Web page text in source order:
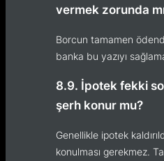
vermek zorunda
Borcun tamamen
banka bu yazıyı
8.9. İpotek fekki
şerh konur mu?
Genellikle ipotek
konulması gerekmez.